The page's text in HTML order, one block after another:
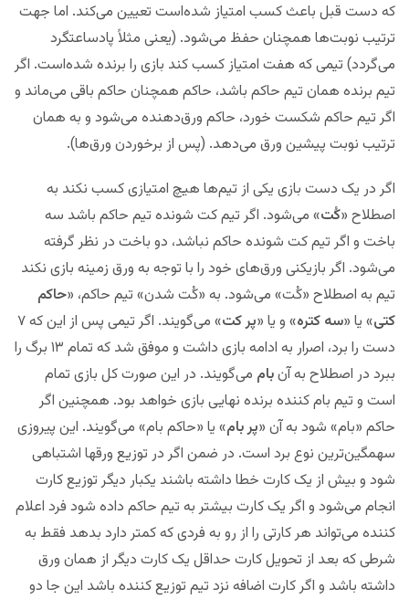
که دست قبل باعث کسب امتیاز شده‌است تعیین می‌کند. اما جهت
ترتیب نوبت‌ها همچنان حفظ می‌شود. (یعنی مثلاً پادساعتگرد
می‌گردد) تیمی که هفت امتیاز کسب کند بازی را برنده شده‌است. اگر
تیم برنده همان تیم حاکم باشد، حاکم همچنان حاکم باقی می‌ماند و
اگر تیم حاکم شکست خورد، حاکم ورق‌دهنده می‌شود و به همان
ترتیب نوبت پیشین ورق می‌دهد. (پس از برخوردن ورق‌ها).
اگر در یک دست بازی یکی از تیم‌ها هیچ امتیازی کسب نکند به
اصطلاح «کُت» می‌شود. اگر تیم کت شونده تیم حاکم باشد سه
باخت و اگر تیم کت شونده حاکم نباشد، دو باخت در نظر گرفته
می‌شود. اگر بازیکنی ورق‌های خود را با توجه به ورق زمینه بازی نکند
تیم به اصطلاح «کُت» می‌شود. به «کُت شدن» تیم حاکم، «حاکم
کتی» یا «سه کتره» و یا «پر کت
» می‌گویند. اگر تیمی پس از این که ۷
دست را برد، اصرار به ادامه بازی داشت و موفق شد که تمام ۱۳ برگ را
ببرد در اصطلاح به آنبام می‌گویند. در این صورت کل بازی تمام
است و تیم بام کننده برنده نهایی بازی خواهد بود. همچنین اگر
حاکم «بام» شود به آن «پر بام» یا «حاکم بام» می‌گویند. این پیروزی
سهمگین‌ترین نوع برد است. در ضمن اگر در توزیع ورقها اشتباهی
شود و بیش از یک کارت خطا داشته باشند یکبار دیگر توزیع کارت
انجام می‌شود و اگر یک کارت بیشتر به تیم حاکم داده شود فرد اعلام
کننده می‌تواند هر کارتی را از رو به فردی که کمتر دارد بدهد فقط به
شرطی که بعد از تحویل کارت حداقل یک کارت دیگر از همان ورق
داشته باشد و اگر کارت اضافه نزد تیم توزیع کننده باشد این جا دو